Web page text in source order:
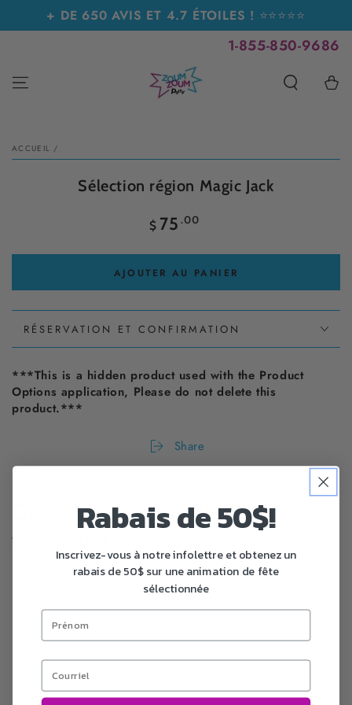
IGNORER LE
CONTENU
+ DE 650 AVIS ET 4.7 ÉTOILES ! ⭐⭐⭐⭐⭐
1-855-850-9686
Panier
LE PRODUIT
ACCUEIL /
Sélection région Magic Jack
Prix
normal
$ 75 .00
AJOUTER AU PANIER
RÉSERVATION ET CONFIRMATION
***This is a hidden product used with the Product
Options application, Please do not delete this
product.***
Share
Découvrez nos meilleures
vendeurs!
Rabais de 50$!
Inscrivez-vous à notre infolettre et obtenez un
rabais de 50$ sur une animation de fête
sélectionnée